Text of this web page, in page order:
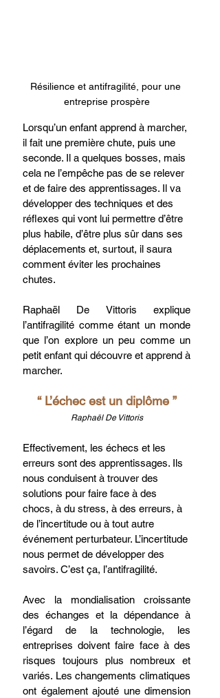
Résilience et antifragilité, pour une
entreprise prospère
Lorsqu’un enfant apprend à marcher,
il fait une première chute, puis une
seconde. Il a quelques bosses, mais
cela ne l’empêche pas de se relever
et de faire des apprentissages. Il va
développer des techniques et des
réflexes qui vont lui permettre d’être
plus habile, d’être plus sûr dans ses
déplacements et, surtout, il saura
comment éviter les prochaines
chutes.
Raphaël De Vittoris explique
l’antifragilité comme étant un monde
que l’on explore un peu comme un
petit enfant qui découvre et apprend à
marcher.
“ L’échec est un diplôme ”
Raphaël De Vittoris
Effectivement, les échecs et les
erreurs sont des apprentissages. Ils
nous conduisent à trouver des
solutions pour faire face à des
chocs, à du stress, à des erreurs, à
de l’incertitude ou à tout autre
événement perturbateur. L’incertitude
nous permet de développer des
savoirs. C’est ça, l’antifragilité.
Avec la mondialisation croissante
des échanges et la dépendance à
l’égard de la technologie, les
entreprises doivent faire face à des
risques toujours plus nombreux et
variés. Les changements climatiques
ont également ajouté une dimension